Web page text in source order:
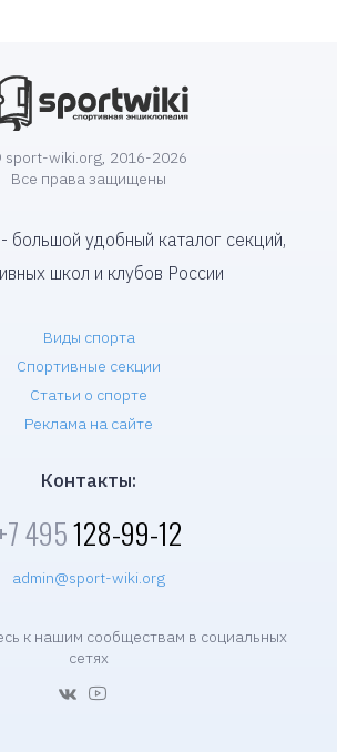
sport-wiki.org, 2016-2026
Все права защищены
большой удобный каталог секций,
школ и клубов России
Виды спорта
Спортивные секции
Статьи о спорте
Реклама на сайте
Контакты:
495128-99-12
admin@sport-wiki.org
к нашим сообществам в социальных
сетях